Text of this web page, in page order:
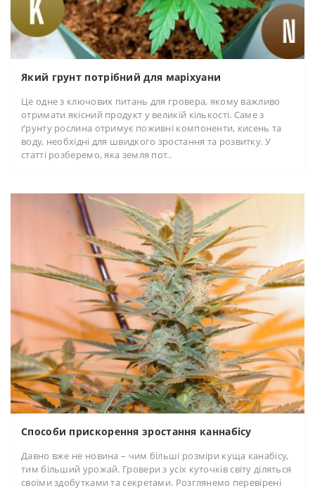
Який грунт потрібний для маріхуани
Це одне з ключових питань для гровера, якому важливо
отримати якісний продукт у великій кількості. Саме з
ґрунту рослина отримує поживні компоненти, кисень та
воду, необхідні для швидкого зростання та розвитку. У
статті розберемо, яка земля пот..
Способи прискорення зростання каннабісу
Давно вже не новина – чим більші розміри куща канабісу,
тим більший урожай. Гровери з усіх куточків світу діляться
своїми здобутками та секретами. Розглянемо перевірені